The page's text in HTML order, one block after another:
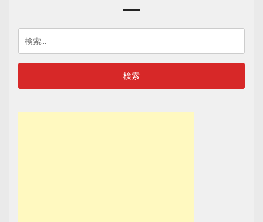
検
索: